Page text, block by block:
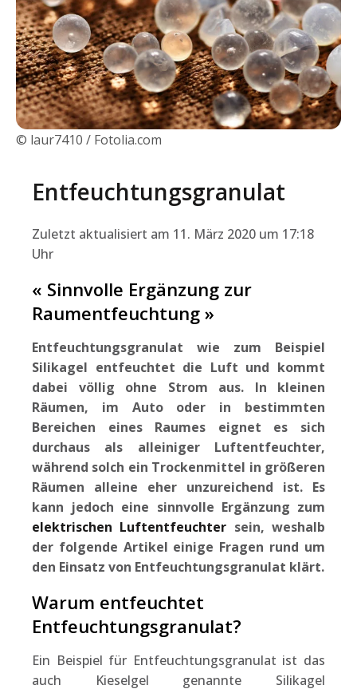
© laur7410 / Fotolia.com
Entfeuchtungsgranulat
Zuletzt aktualisiert am 11. März 2020 um 17:18
Uhr
« Sinnvolle Ergänzung zur
Raumentfeuchtung »
Entfeuchtungsgranulat wie zum Beispiel
Silikagel entfeuchtet die Luft und kommt
dabei völlig ohne Strom aus. In kleinen
Räumen, im Auto oder in bestimmten
Bereichen eines Raumes eignet es sich
durchaus als alleiniger Luftentfeuchter,
während solch ein Trockenmittel in größeren
Räumen alleine eher unzureichend ist. Es
kann jedoch eine sinnvolle Ergänzung zum
elektrischen Luftentfeuchter sein, weshalb
der folgende Artikel einige Fragen rund um
den Einsatz von Entfeuchtungsgranulat klärt.
Warum entfeuchtet
Entfeuchtungsgranulat?
Ein Beispiel für Entfeuchtungsgranulat ist das
auch Kieselgel genannte Silikagel